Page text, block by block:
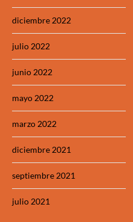
diciembre 2022
julio 2022
junio 2022
mayo 2022
marzo 2022
diciembre 2021
septiembre 2021
julio 2021